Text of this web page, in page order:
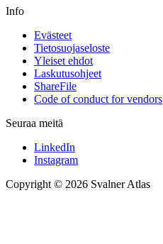
Info
Evästeet
Tietosuojaseloste
Yleiset ehdot
Laskutusohjeet
ShareFile
Code of conduct for vendors
Seuraa meitä
LinkedIn
Instagram
Copyright © 2026 Svalner Atlas